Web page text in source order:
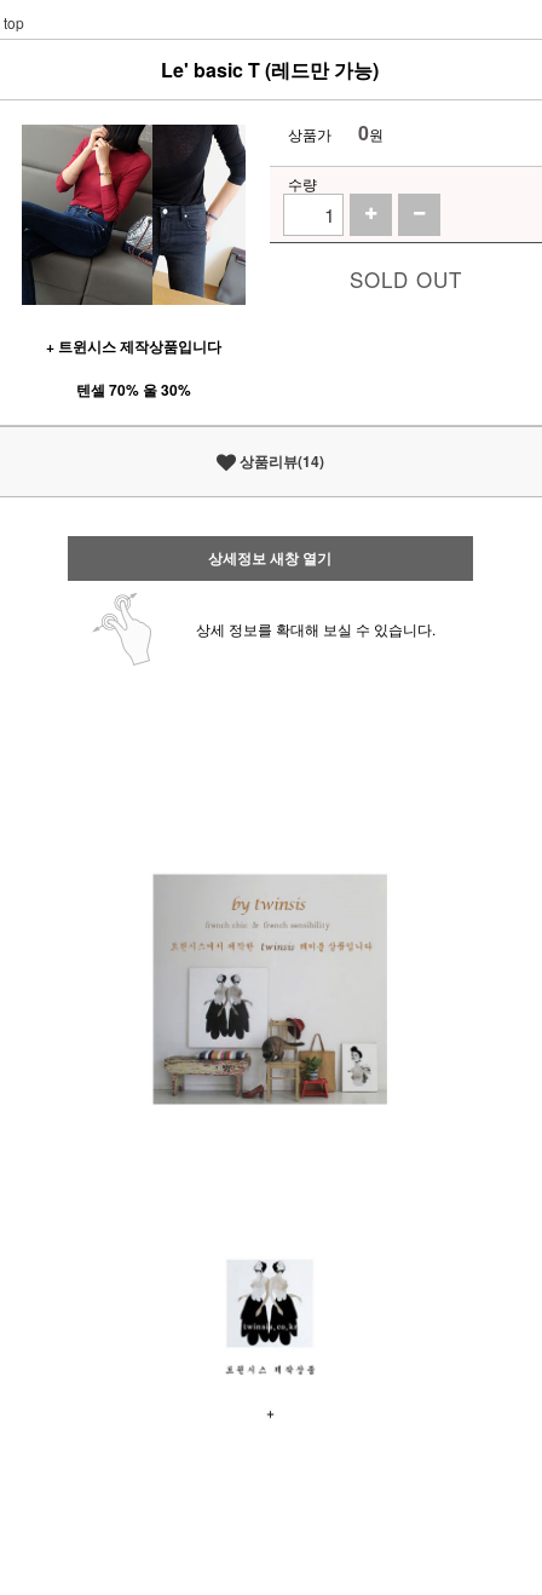
top
Le' basic T (레드만 가능)
+ 트윈시스 제작상품입니다
텐셀 70% 울 30%
상품가 0원
수량
SOLD OUT
상품리뷰(14)
상세정보 새창 열기
상세 정보를 확대해 보실 수 있습니다.